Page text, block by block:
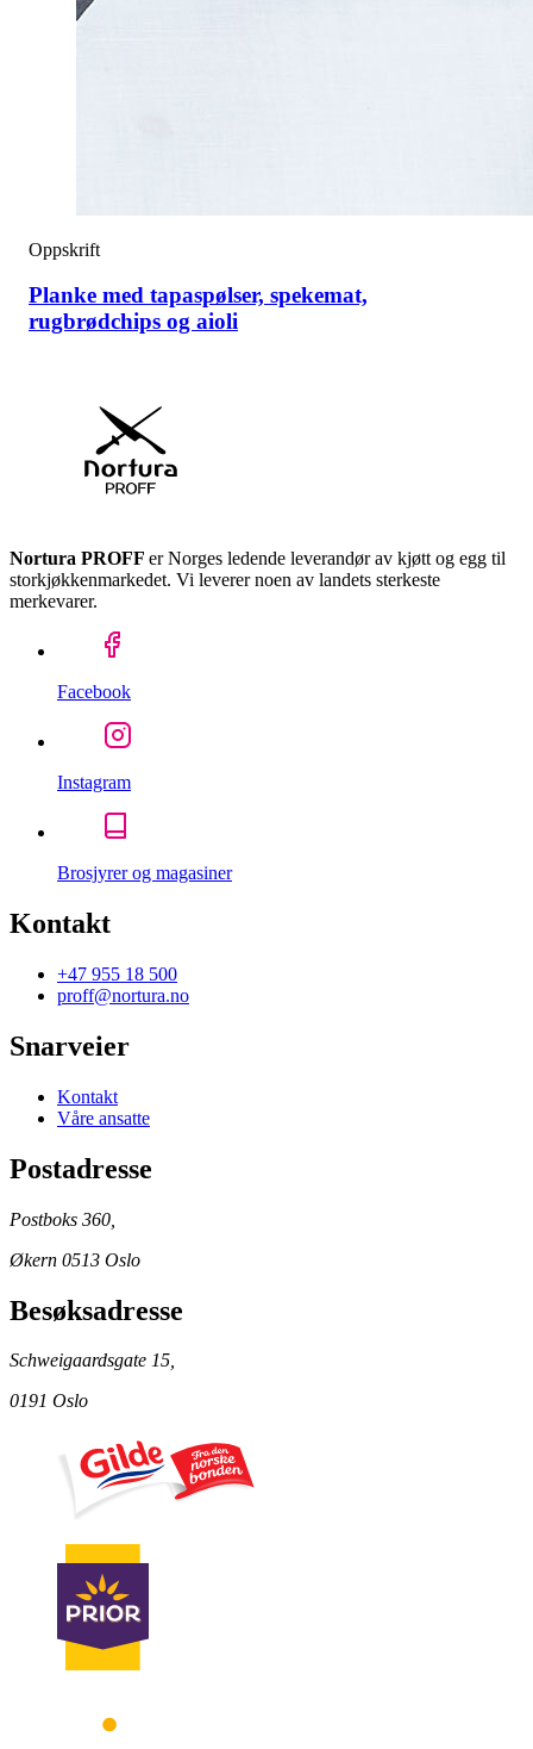
Oppskrift
Planke med tapaspølser, spekemat,
rugbrødchips og aioli
Nortura PROFF er Norges ledende leverandør av kjøtt og egg til
storkjøkkenmarkedet. Vi leverer noen av landets sterkeste
merkevarer.
Facebook
Instagram
Brosjyrer og magasiner
Kontakt
+47 955 18 500
proff@nortura.no
Snarveier
Kontakt
Våre ansatte
Postadresse
Postboks 360,
Økern 0513 Oslo
Besøksadresse
Schweigaardsgate 15,
0191 Oslo